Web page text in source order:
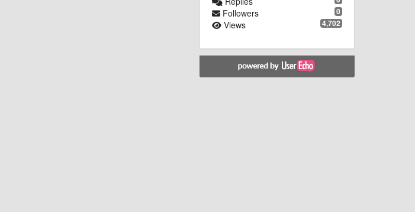
0
Followers
4,702
Views